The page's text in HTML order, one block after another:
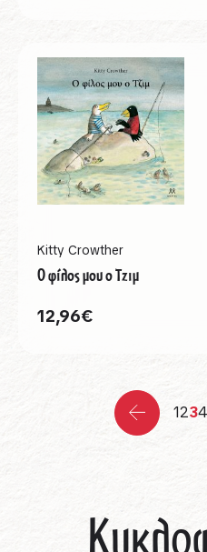
Kitty Crowther
Ο φίλος μου ο Τζιμ
12,96€
1234